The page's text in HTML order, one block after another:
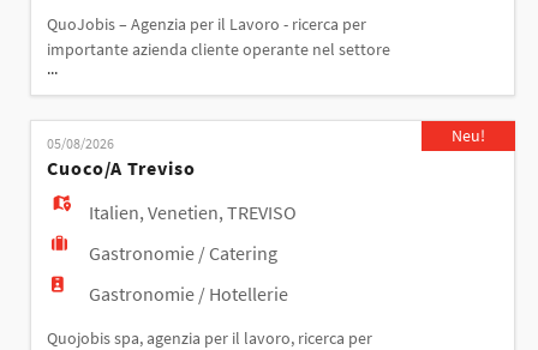
Sprache
EN
FR
IT
QuoJobis – Agenzia per il Lavoro - ricerca per
importante azienda cliente operante nel settore
della ristorazione collettiva un AIUTO CUOCA/O
PART TIME SERALE - BERGAMO Responsabilità:
L'aiuto cuoco/cuoca e addetta mensa si occuperà di:
- servizio mensa, pulizia e lavaggio stoviglie - taglio
verdure, piccole preparazioni in cucina Requisiti:
...
05/08/2026
Cuoco/a Treviso
Italien,Venetien,TREVISO
Gastronomie / Catering
Gastronomie / Hotellerie
Quojobis spa, agenzia per il lavoro, ricerca per
Neu!